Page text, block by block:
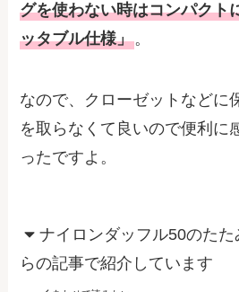
グを使わない時はコンパクト
ッタブル仕様」。
なので、クローゼットなどに
を取らなくて良いので便利に
ったですよ。
ナイロンダッフル50のた
らの記事で紹介しています